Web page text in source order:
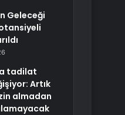
Geleceği
tadilat
Artık
almadan